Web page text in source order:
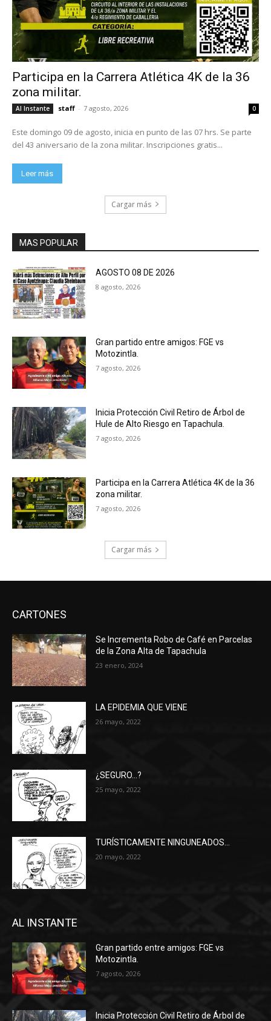
Participa en la Carrera Atlética 4K de la 36
zona militar.
Al Instante staff - 7 agosto, 2026 0
Este domingo 09 de agosto, inicia en punto de las 07 hrs. Se parte
del 43 aniversario de la zona militar. Inscripciones gratis...
Leer más
Cargar más
MAS POPULAR
AGOSTO 08 DE 2026
8 agosto, 2026
Gran partido entre amigos: FGE vs
Motozintla.
7 agosto, 2026
Inicia Protección Civil Retiro de Árbol de
Hule de Alto Riesgo en Tapachula.
7 agosto, 2026
Participa en la Carrera Atlética 4K de la 36
zona militar.
7 agosto, 2026
Cargar más
CARTONES
Se Incrementa Robo de Café en Parcelas
de la Zona Alta de Tapachula
23 enero, 2024
LA EPIDEMIA QUE VIENE
26 mayo, 2022
¿SEGURO…?
25 mayo, 2022
TURÍSTICAMENTE NINGUNEADOS…
20 mayo, 2022
AL INSTANTE
Gran partido entre amigos: FGE vs
Motozintla.
7 agosto, 2026
Inicia Protección Civil Retiro de Árbol de